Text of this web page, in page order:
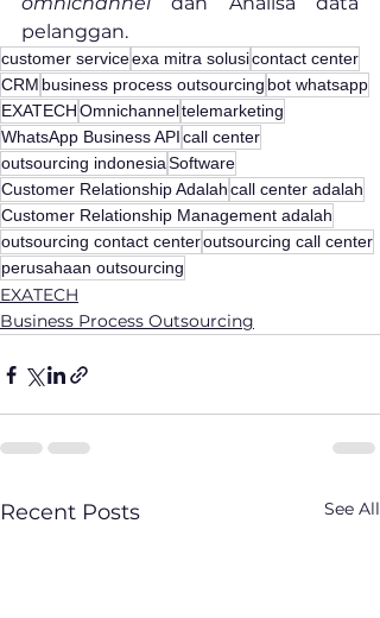
pelanggan.
customer serviceexa mitra solusicontact center
CRM business process outsourcing bot whatsapp
EXATECHOmnichanneltelemarketing
WhatsApp Business APIcall center
outsourcing indonesiaSoftware
Customer Relationship Adalahcall center adalah
Customer Relationship Management adalah
outsourcing contact centeroutsourcing call center
perusahaan outsourcing
EXATECH
Business Process Outsourcing
Recent Posts See All